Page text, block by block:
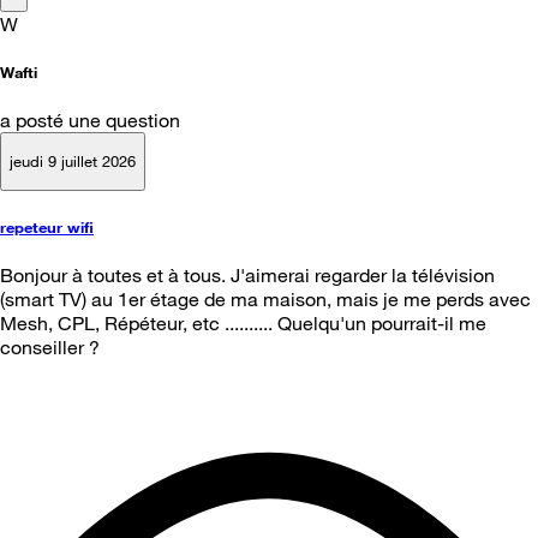
W
Wafti
a posté une question
jeudi 9 juillet 2026
repeteur wifi
Bonjour à toutes et à tous. J'aimerai regarder la télévision
(smart TV) au 1er étage de ma maison, mais je me perds avec
Mesh, CPL, Répéteur, etc .......... Quelqu'un pourrait-il me
conseiller ?